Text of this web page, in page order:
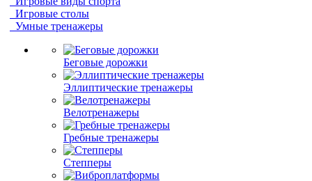
Игровые столы
Умные тренажеры
Беговые дорожки
Эллиптические тренажеры
Велотренажеры
Гребные тренажеры
Степперы